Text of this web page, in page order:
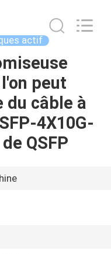
actif
peut
du câble à
4X10G-
QSFP